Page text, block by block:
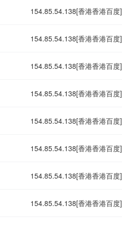
154.85.54.138[香港香港百度]
154.85.54.138[香港香港百度]
154.85.54.138[香港香港百度]
154.85.54.138[香港香港百度]
154.85.54.138[香港香港百度]
154.85.54.138[香港香港百度]
154.85.54.138[香港香港百度]
154.85.54.138[香港香港百度]